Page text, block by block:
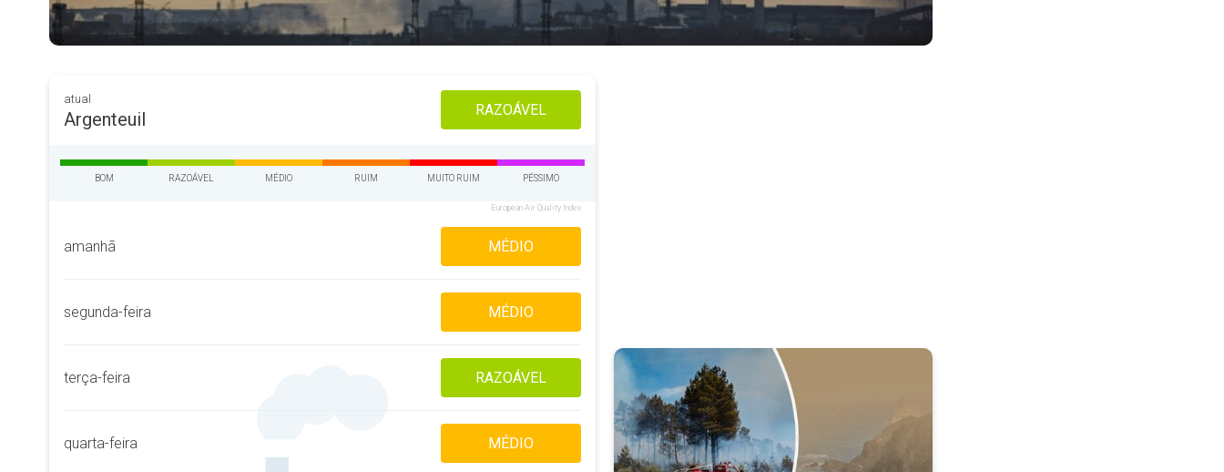
atual
Argenteuil RAZOÁVEL
BOM RAZOÁVEL MÉDIO RUIM MUITO RUIM PÉSSIMO
European Air Quality Index
amanhã MÉDIO
segunda-feira MÉDIO
terça-feira RAZOÁVEL
quarta-feira MÉDIO
Qualidade do Ar. Dados da Tempo & Radar. . .